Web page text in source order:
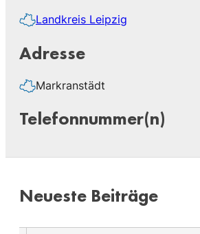
Landkreis Leipzig
Adresse
Markranstädt
Telefonnummer(n)​
Neueste Beiträge​